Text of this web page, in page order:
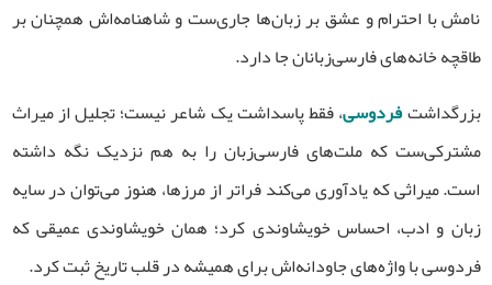
نامش با احترام و عشق بر زبان‌ها جاری‌ست و شاهنامه‌اش همچنان بر
طاقچه خانه‌های فارسی‌زبانان جا دارد.
بزرگداشتفردوسی، فقط پاسداشت یک شاعر نیست؛ تجلیل از میراث
مشترکی‌ست که ملت‌های فارسی‌زبان را به هم نزدیک نگه داشته
است. میراثی که یادآوری می‌کند فراتر از مرزها، هنوز می‌توان در سایه
زبان و ادب، احساس خویشاوندی کرد؛ همان خویشاوندی عمیقی که
فردوسی با واژه‌های جاودانه‌اش برای همیشه در قلب تاریخ ثبت کرد.